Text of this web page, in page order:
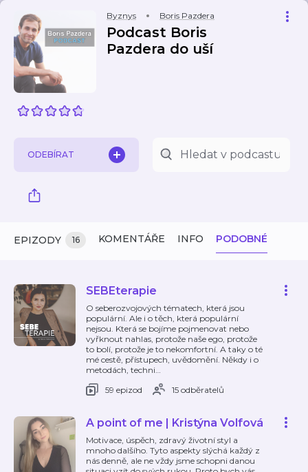
Byznys Boris Pazdera
Podcast Boris
Pazdera do uší
ODEBÍRAT
EPIZODY 16 KOMENTÁŘE INFO PODOBNÉ
SEBEterapie
O seberozvojových tématech, která jsou
populární. Ale i o těch, která populární
nejsou. Která se bojíme pojmenovat nebo
vyřknout nahlas, protože naše ego, protože
to bolí, protože je to nekomfortní. A taky o té
mé cestě, přístupech, uvědomění. Někdy i o
metodách, techni…
59 epizod
15 odběratelů
A point of me | Kristýna Volfová
Motivace, úspěch, zdravý životní styl a
mnoho dalšího. Tyto aspekty slýchá každý z
nás denně, ale ne vždy jsme schopni danou